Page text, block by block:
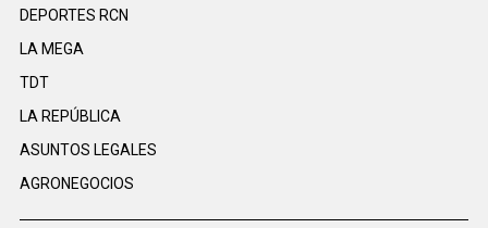
DEPORTES RCN
LA MEGA
TDT
LA REPÚBLICA
ASUNTOS LEGALES
AGRONEGOCIOS